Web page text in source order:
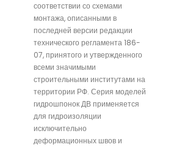
соответствии со схемами
монтажа, описанными в
последней версии редакции
технического регламента 186-
07, принятого и утвержденного
всеми значимыми
строительными институтами на
территории РФ. Серия моделей
гидрошпонок ДВ применяется
для гидроизоляции
исключительно
деформационных швов и